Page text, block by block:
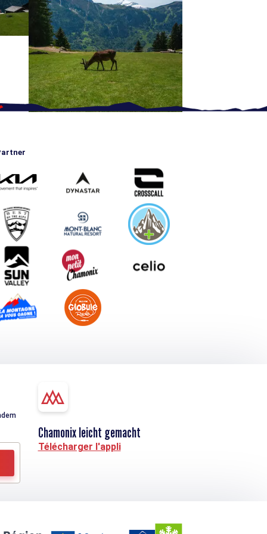
Chamonix leicht gemacht
Télécharger l'appli